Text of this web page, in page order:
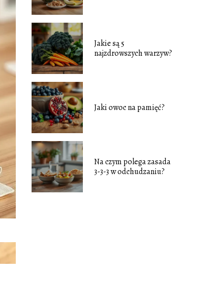
Jakie są 5
najzdrowszych warzyw?
Jaki owoc na pamięć?
Na czym polega zasada
3-3-3 w odchudzaniu?